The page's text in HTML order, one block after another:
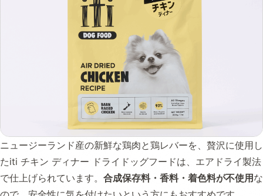
ニュージーランド産の新鮮な鶏肉と鶏レバーを、贅沢に使用し
たiti チキン ディナー ドライドッグフードは、エアドライ製法
で仕上げられています。 合成保存料・香料・着色料が不使用 な